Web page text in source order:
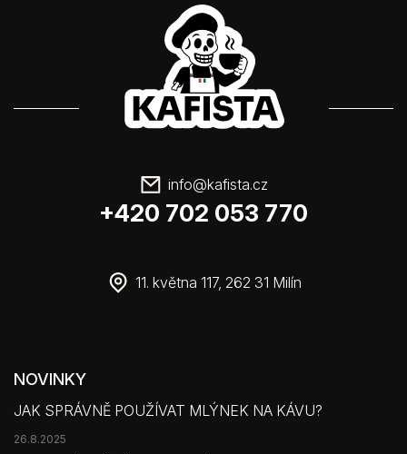
info@kafista.cz
+420 702 053 770
11. května 117, 262 31 Milín
NOVINKY
JAK SPRÁVNĚ POUŽÍVAT MLÝNEK NA KÁVU?
26.8.2025